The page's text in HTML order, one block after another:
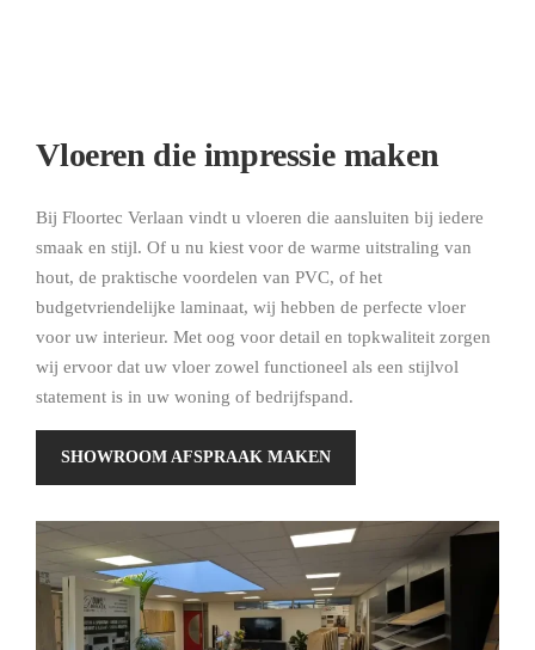
Vloeren die impressie maken
Bij Floortec Verlaan vindt u vloeren die aansluiten bij iedere
smaak en stijl. Of u nu kiest voor de warme uitstraling van
hout, de praktische voordelen van PVC, of het
budgetvriendelijke laminaat, wij hebben de perfecte vloer
voor uw interieur. Met oog voor detail en topkwaliteit zorgen
wij ervoor dat uw vloer zowel functioneel als een stijlvol
statement is in uw woning of bedrijfspand.
SHOWROOM AFSPRAAK MAKEN